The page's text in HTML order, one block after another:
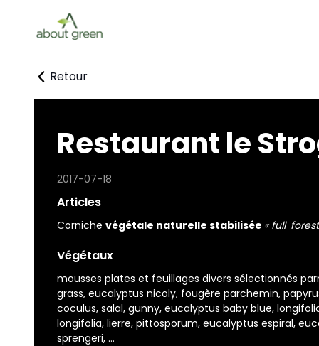
Retour
Restaurant le
2017-07-18
Articles
Corniche végétale naturelle stabilisée « full
Végétaux
mousses plates et feuillages divers sélectionnés
grass, eucalyptus nicoly, fougère parchemin,
coculus, salal, gunny, eucalyptus baby blue,
longifolia, lierre, pittosporum, eucalyptus espiral,
sprengeri, …